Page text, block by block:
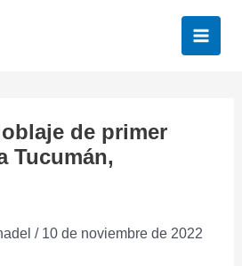
de primer
Tucumán,
/ 10 de noviembre de 2022